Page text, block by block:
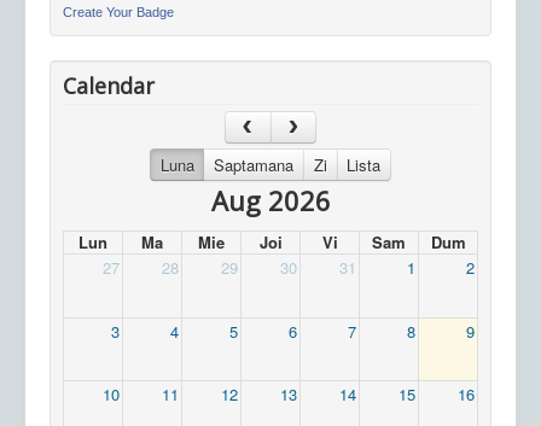
Create Your Badge
Calendar
Luna Saptamana Zi Lista
Aug 2026
Lun Ma Mie Joi Vi Sam
Dum
27
28 29 30 31 1 2
3 4 5 6 7 8 9
10 11 12 13 14 15 16